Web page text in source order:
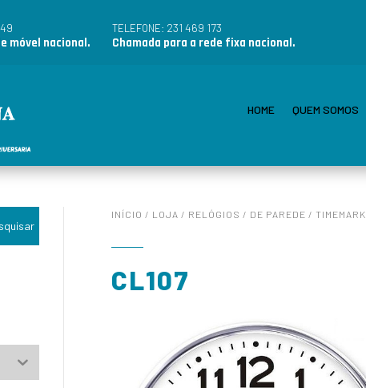
móvel nacional.
TELEFONE: 231 469 173
Chamada para a rede fixa nacional.
HOME QUEM SOMOS
INÍCIO / LOJA / RELÓGIOS / DE PAREDE / TIMEMARK
CL107